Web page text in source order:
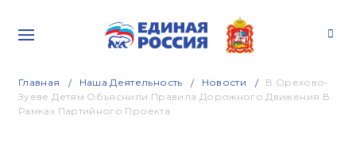
Главная Наша Деятельность Новости
В Орехово-
Зуеве Детям Объяснили Правила Дорожного Движения В
Рамках Партийного Проекта